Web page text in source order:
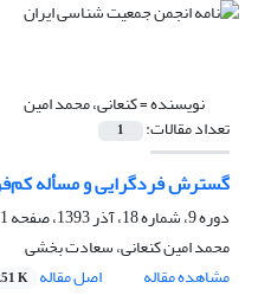
نویسنده =کنعانی، محمد امین
تعداد مقالات: 1
گسترش فردگرایی و مسأله
دوره 9، شماره 18، آذر 1393، صفحه
1-25
محمد امین کنعانی، سعادت بخشی
مشاهده مقاله
اصل مقاله K